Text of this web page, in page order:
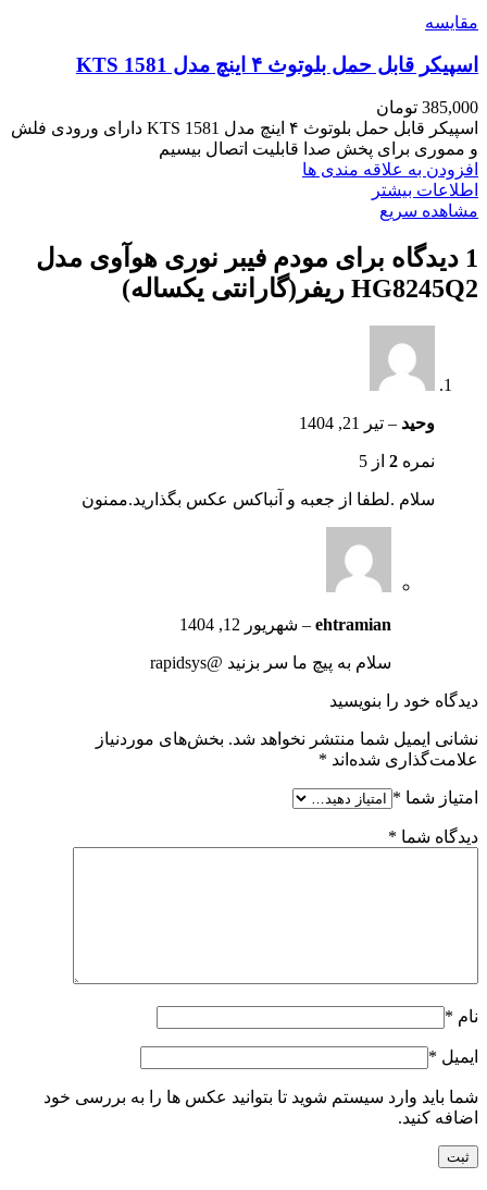
مقایسه
اسپیکر قابل حمل بلوتوث ۴ اینچ مدل KTS 1581
385,000 تومان
اسپیکر قابل حمل بلوتوث ۴ اینچ مدل KTS 1581 دارای ورودی فلش
و مموری برای پخش صدا قابلیت اتصال بیسیم
افزودن به علاقه مندی ها
اطلاعات بیشتر
مشاهده سریع
1 دیدگاه برای
مودم فیبر نوری هوآوی مدل
HG8245Q2 ریفر(گارانتی یکساله)
وحید – تیر 21, 1404
نمره 2 از 5
سلام .لطفا از جعبه و آنباکس عکس بگذارید.ممنون
ehtramian
– شهریور 12, 1404
سلام به پیچ ما سر بزنید @rapidsys
دیدگاه خود را بنویسید
نشانی ایمیل شما منتشر نخواهد شد. بخش‌های موردنیاز
علامت‌گذاری شده‌اند *
امتیاز شما *
دیدگاه شما *
نام *
ایمیل *
شما باید وارد سیستم شوید تا بتوانید عکس ها را به بررسی خود
اضافه کنید.